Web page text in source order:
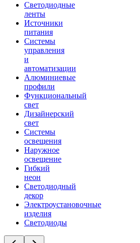
Светодиодные
ленты
Источники
питания
Системы
управления
и
автоматизации
Алюминиевые
профили
Функциональный
свет
Дизайнерский
свет
Системы
освещения
Наружное
освещение
Гибкий
неон
Светодиодный
декор
Электроустановочные
изделия
Светодиоды